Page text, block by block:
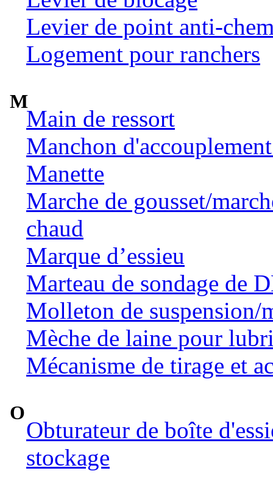
Levier de point anti-
Logement pour ranchers
M
Main de ressort
Manchon
Manette
Marche de gousset/
chaud
Marque d’essieu
Marteau de sondage de
Molleton de suspension/
Mèche de laine pour
Mécanisme de tirage et
O
Obturateur de boîte
stockage